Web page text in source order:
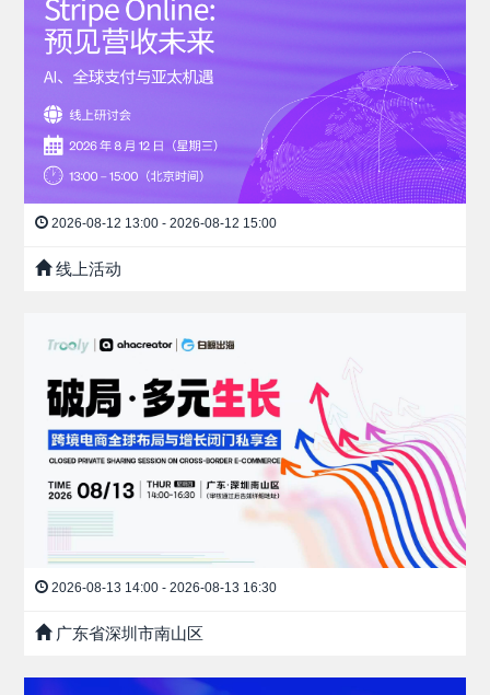
2026-08-12 13:00 - 2026-08-12 15:00
线上活动
2026-08-13 14:00 - 2026-08-13 16:30
广东省深圳市南山区